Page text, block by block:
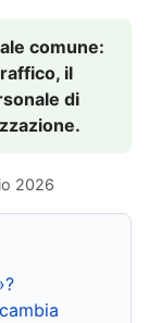
comune:
il
di
2026